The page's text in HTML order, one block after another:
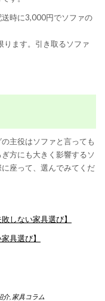
時に3,000円でソファの
ります。引き取るソファ
主役はソファと言っても
方にも大きく影響するソ
座って、選んでみてくだ
しない家具選び】
具選び】
介, 家具コラム